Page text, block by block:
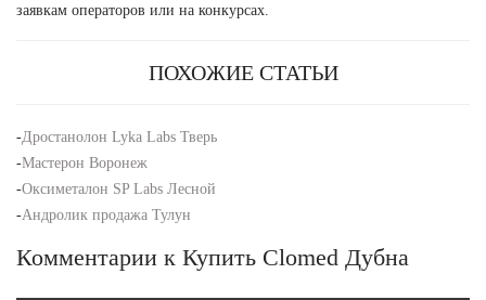
заявкам операторов или на конкурсах.
ПОХОЖИЕ СТАТЬИ
-Дростанолон Lyka Labs Тверь
-Мастерон Воронеж
-Оксиметалон SP Labs Лесной
-Андролик продажа Тулун
Комментарии к Купить Clomed Дубна